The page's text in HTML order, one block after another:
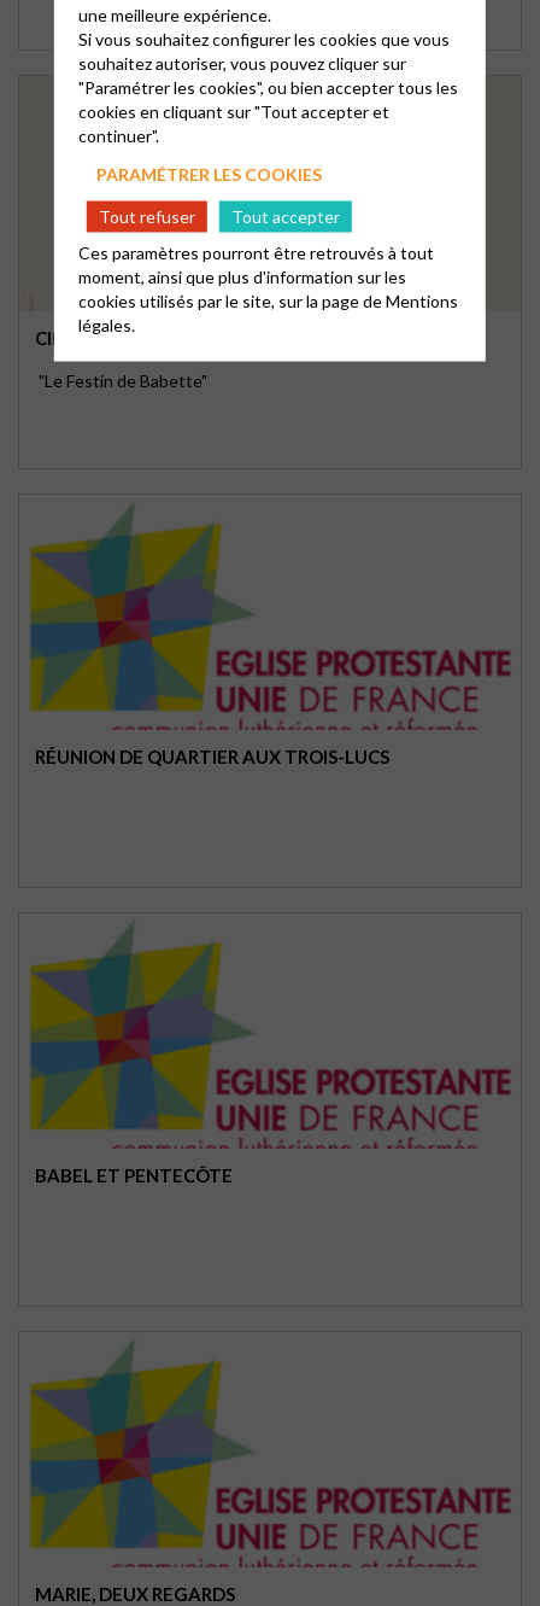
CINÉ JARDIN
"Le Festin de Babette"
RÉUNION DE QUARTIER AUX TROIS-LUCS
BABEL ET PENTECÔTE
MARIE, DEUX REGARDS
une meilleure expérience.
Si vous souhaitez configurer les cookies que vous
souhaitez autoriser, vous pouvez cliquer sur
"Paramétrer les cookies", ou bien accepter tous les
cookies en cliquant sur "Tout accepter et
continuer".
PARAMÉTRER LES COOKIES
Tout refuser
Tout accepter
Ces paramètres pourront être retrouvés à tout
moment, ainsi que plus d'information sur les
cookies utilisés par le site, sur la page deMentions
légales.